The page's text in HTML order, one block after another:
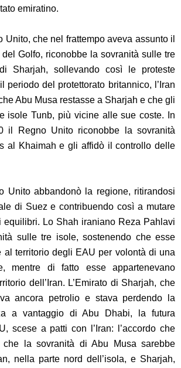
emiratino.
Unito, che nel frattempo aveva assunto il
del Golfo, riconobbe la sovranità sulle tre
Sharjah, sollevando così le proteste
periodo del protettorato britannico, l’Iran
Abu Musa restasse a Sharjah e che gli
isole Tunb, più vicine alle sue coste. In
il Regno Unito riconobbe la sovranità
al Khaimah e gli affidò il controllo delle
Unito abbandonò la regione, ritirandosi
di Suez e contribuendo così a mutare
equilibri. Lo Shah iraniano Reza Pahlavi
sulle tre isole, sostenendo che esse
al territorio degli EAU per volontà di una
mentre di fatto esse appartenevano
dell’Iran. L’Emirato di Sharjah, che
ancora petrolio e stava perdendo la
a vantaggio di Abu Dhabi, la futura
scese a patti con l’Iran: l’accordo che
che la sovranità di Abu Musa sarebbe
nella parte nord dell’isola, e Sharjah,